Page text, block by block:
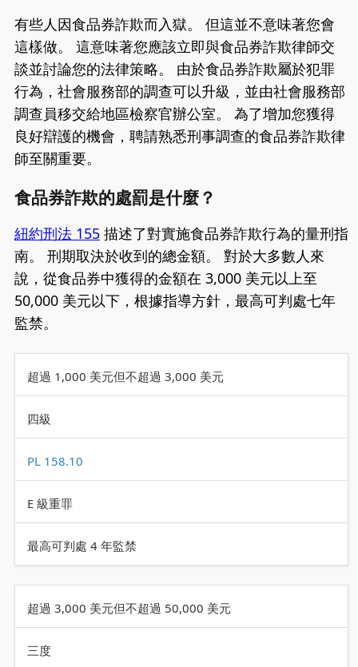
有些人因食品券詐欺而入獄。 但這並不意味著您會
這樣做。 這意味著您應該立即與食品券詐欺律師交
談並討論您的法律策略。 由於食品券詐欺屬於犯罪
行為，社會服務部的調查可以升級，並由社會服務部
調查員移交給地區檢察官辦公室。 為了增加您獲得
良好辯護的機會，聘請熟悉刑事調查的食品券詐欺律
師至關重要。
食品券詐欺的處罰是什麼？
紐約刑法 155描述了對實施食品券詐欺行為的量刑指
南。 刑期取決於收到的總金額。 對於大多數人來
說，從食品券中獲得的金額在 3,000 美元以上至
50,000 美元以下，根據指導方針，最高可判處七年
監禁。
超過 1,000 美元但不超過 3,000 美元
四級
PL 158.10
E 級重罪
最高可判處 4 年監禁
超過 3,000 美元但不超過 50,000 美元
三度